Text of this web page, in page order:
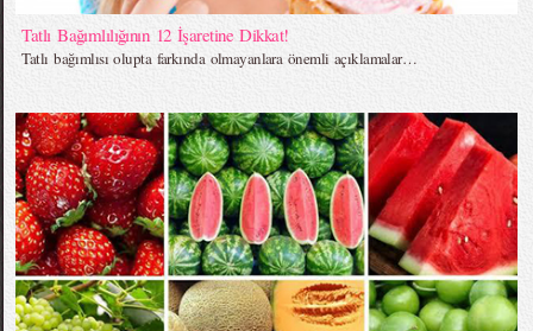
Tatlı Bağımlılığının 12 İşaretine Dikkat!
Tatlı bağımlısı olupta farkında olmayanlara önemli açıklamalar…